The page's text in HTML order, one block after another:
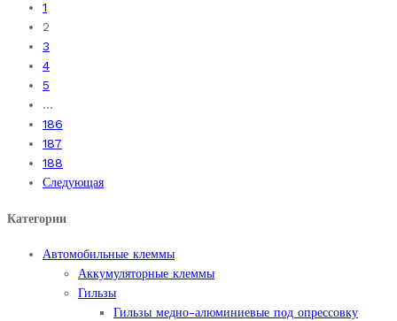
1
2
3
4
5
…
186
187
188
Следующая
Категории
Автомобильные клеммы
Аккумуляторные клеммы
Гильзы
Гильзы медно-алюминиевые под опрессовку